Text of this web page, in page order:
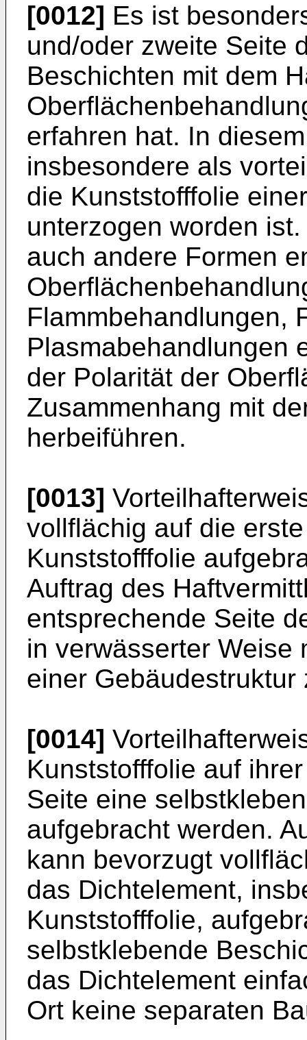
[0012] Es ist
und/oder zweite Seite
Beschichten mit dem
erfahren hat. In
insbesondere als
die Kunststofffolie
unterzogen worden
auch andere Formen
Flammbehandlungen,
Plasmabehandlungen
der Polarität der
Zusammenhang mit
herbeiführen.
[0013]
vollflächig auf die
Kunststofffolie
Auftrag des
entsprechende Seite
in verwässerter Weise
einer Gebäudestruktur
[0014]
Kunststofffolie auf
Seite eine
aufgebracht werden.
kann bevorzugt
das Dichtelement,
Kunststofffolie,
selbstklebende
das Dichtelement
Ort keine separaten